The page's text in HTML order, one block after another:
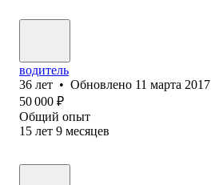
водитель
36 лет • Обновлено 11 марта 2017
50 000 ₽
Общий опыт
15 лет 9 месяцев